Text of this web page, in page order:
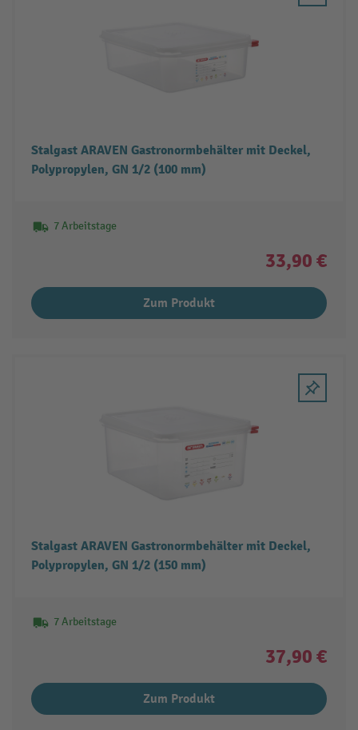
Stalgast ARAVEN Gastronormbehälter mit Deckel,
Polypropylen, GN 1/2 (100 mm)
7 Arbeitstage
33,90 €
Zum Produkt
Stalgast ARAVEN Gastronormbehälter mit Deckel,
Polypropylen, GN 1/2 (150 mm)
7 Arbeitstage
37,90 €
Zum Produkt